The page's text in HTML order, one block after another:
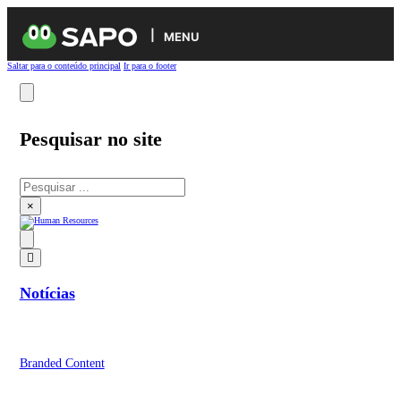
MENU
Saltar para o conteúdo principal Ir para o footer
Pesquisar no site
Pesquisar
×
Notícias
Branded Content